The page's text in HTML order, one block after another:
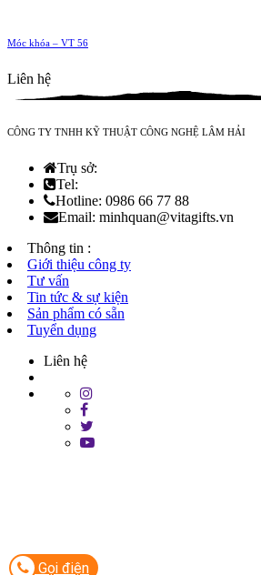
Móc khóa – VT 56
Liên hệ
CÔNG TY TNHH KỸ THUẬT CÔNG NGHỆ LÂM HẢI
Trụ sở:
Tel:
Hotline: 0986 66 77 88
Email: minhquan@vitagifts.vn
Thông tin :
Giới thiệu công ty
Tư vấn
Tin tức & sự kiện
Sản phẩm có sẵn
Tuyển dụng
Liên hệ
Gọi điện